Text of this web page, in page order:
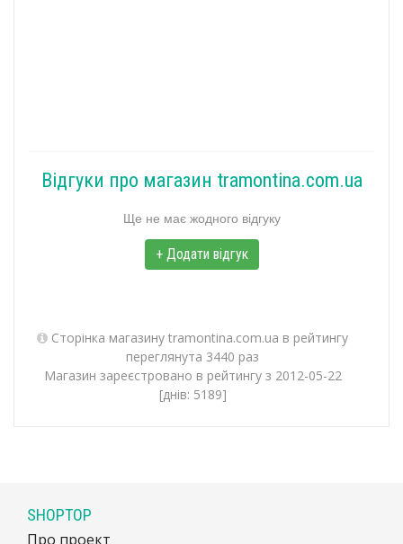
Відгуки про магазин tramontina.com.ua
Ще не має жодного відгуку
+ Додати відгук
Сторінка магазину tramontina.com.ua в рейтингу
переглянута 3440 раз
Магазин зареєстровано в рейтингу з 2012-05-22
[днів: 5189]
SHOPTOP
Про проект